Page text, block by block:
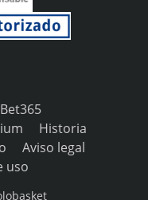
Historia
Aviso legal
uso